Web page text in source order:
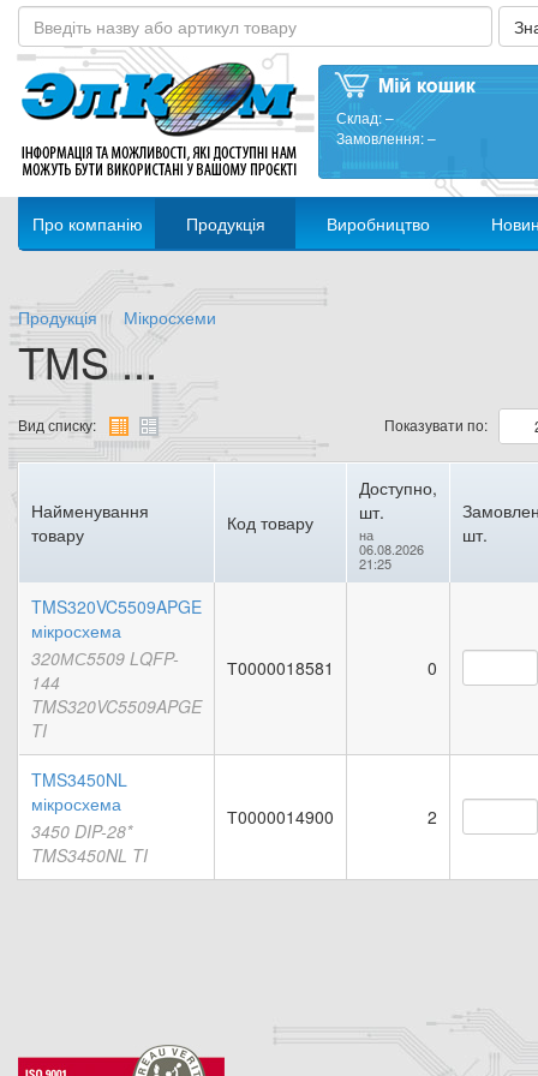
Склад:–
Замовлення:–
Про компанію Продукція Виробництво
Продукція Мікросхеми
TMS ...
Вид списку: Показувати по:
Найменування
товару
Код товару
Доступно,
шт.
на
06.08.2026
21:25
шт.
TMS320VC5509APGE
мікросхема
320МС5509 LQFP-
144
TMS320VC5509APGE
TI
Т0000018581 0
TMS3450NL
мікросхема
3450 DIP-28*
TMS3450NL TI
Т0000014900 2